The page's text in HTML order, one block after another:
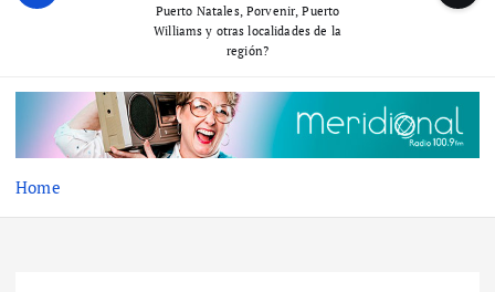
Puerto Natales, Porvenir, Puerto
Williams y otras localidades de la
región?
Home